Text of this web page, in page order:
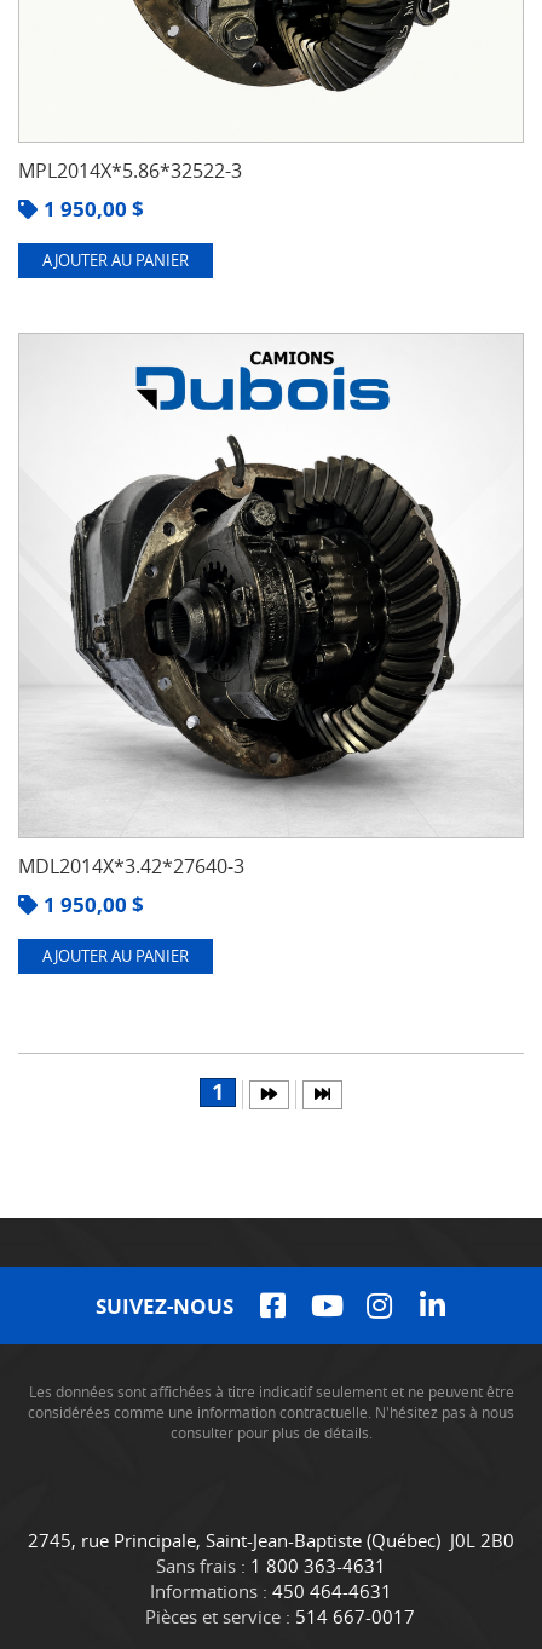
MPL2014X*5.86*32522-3
1 950,00 $
AJOUTER AU PANIER
MDL2014X*3.42*27640-3
1 950,00 $
AJOUTER AU PANIER
1
SUIVEZ-NOUS
Les données sont affichées à titre indicatif seulement et ne peuvent être
considérées comme une information contractuelle. N'hésitez pas à nous
consulter pour plus de détails.
C
o
n
t
C
a
m
i
2745, rue Principale, Saint-Jean-Baptiste (Québec) J0L 2B0
Sans frais : 1 800 363-4631
Informations : 450 464-4631
Pièces et service : 514 667-0017